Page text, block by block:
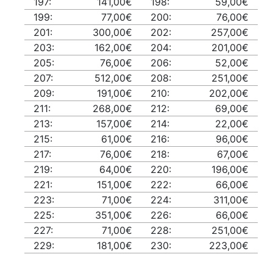
199:
77,00€ 200:
76,00€
201:
300,00€ 202:
257,00€
203:
162,00€ 204:
201,00€
205:
76,00€ 206:
52,00€
207:
512,00€ 208:
251,00€
209:
191,00€ 210:
202,00€
211:
268,00€ 212:
69,00€
213:
157,00€ 214:
22,00€
215:
61,00€ 216:
96,00€
217:
76,00€ 218:
67,00€
219:
64,00€ 220:
196,00€
221:
151,00€ 222:
66,00€
223:
71,00€ 224:
311,00€
225:
351,00€ 226:
66,00€
227:
71,00€ 228:
251,00€
229:
181,00€ 230:
223,00€